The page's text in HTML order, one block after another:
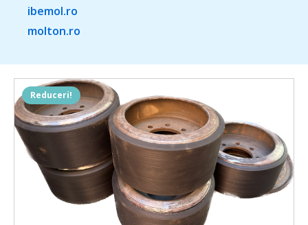
ibemol.ro
molton.ro
Reduceri!